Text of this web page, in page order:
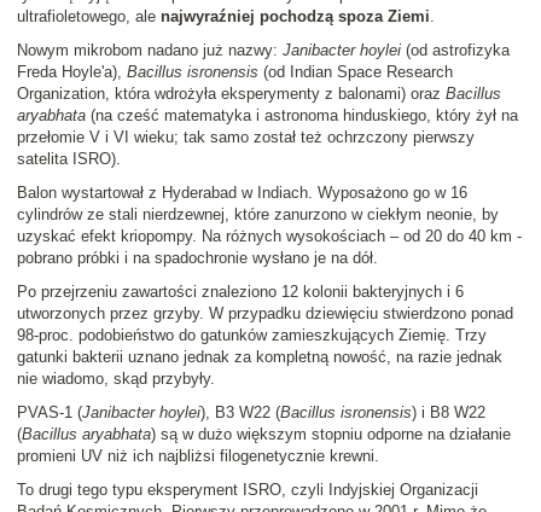
ultrafioletowego, ale najwyraźniej pochodzą spoza Ziemi
Nowym mikrobom nadano już nazwy: Janibacter hoylei (od astrofizyka
Freda Hoyle'a), Bacillus isronensis (od Indian Space Research
Organization, która wdrożyła eksperymenty z balonami) oraz Bacillus
aryabhata (na cześć matematyka i astronoma hinduskiego, który żył na
przełomie V i VI wieku; tak samo został też ochrzczony pierwszy
satelita ISRO).
Balon wystartował z Hyderabad w Indiach. Wyposażono go w 16
cylindrów ze stali nierdzewnej, które zanurzono w ciekłym neonie, by
uzyskać efekt kriopompy. Na różnych wysokościach – od 20 do 40 km -
pobrano próbki i na spadochronie wysłano je na dół.
Po przejrzeniu zawartości znaleziono 12 kolonii bakteryjnych i 6
utworzonych przez grzyby. W przypadku dziewięciu stwierdzono ponad
98-proc. podobieństwo do gatunków zamieszkujących Ziemię. Trzy
gatunki bakterii uznano jednak za kompletną nowość, na razie jednak
nie wiadomo, skąd przybyły.
PVAS-1 (Janibacter hoylei), B3 W22 (Bacillus isronensis) i B8 W22
(Bacillus aryabhata) są w dużo większym stopniu odporne na działanie
promieni UV niż ich najbliżsi filogenetycznie krewni.
To drugi tego typu eksperyment ISRO, czyli Indyjskiej Organizacji